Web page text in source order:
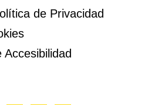
de Privacidad
Accesibilidad